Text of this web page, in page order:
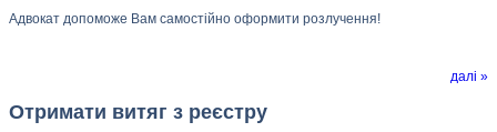
Адвокат допоможе Вам самостійно оформити розлучення!
далі »
Отримати витяг з реєстру